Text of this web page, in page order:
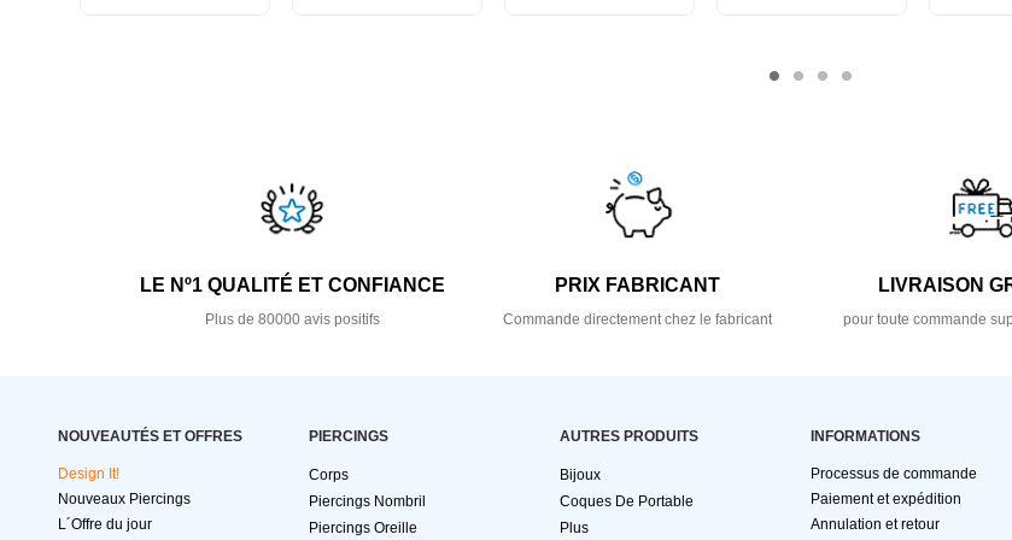
LE Nº1 QUALITÉ ET CONFIANCE
Plus de 80000 avis positifs
PRIX FABRICANT
Commande directement chez le fabricant
LIVRAISON
pour toute commande
NOUVEAUTÉS ET OFFRES
Design It!
Nouveaux Piercings
L´Offre du jour
PIERCINGS
Corps
Piercings Nombril
Piercings Oreille
AUTRES PRODUITS
Bijoux
Coques De Portable
Plus
INFORMATIONS
Processus de commande
Paiement et expédition
Annulation et retour